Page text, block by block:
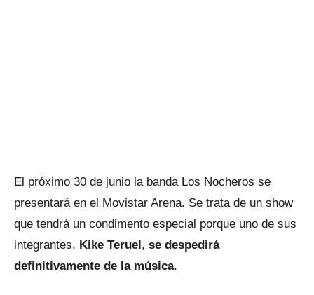
El próximo 30 de junio la banda Los Nocheros se
presentará en el Movistar Arena. Se trata de un show
que tendrá un condimento especial porque uno de sus
integrantes, Kike Teruel, se despedirá
definitivamente de la música.